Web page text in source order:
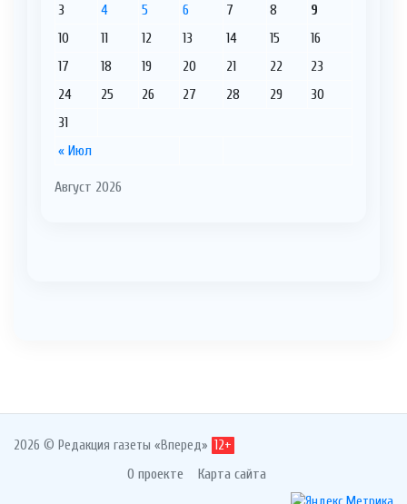
Август 2026
« Июл
3
4 5 6 7 8
9
10
11 12 13 14 15
16
17
18 19 20 21 22
23
24
25 26 27 28 29
30
31
2026 © Редакция газеты «Вперед» 12+
О проекте Карта сайта